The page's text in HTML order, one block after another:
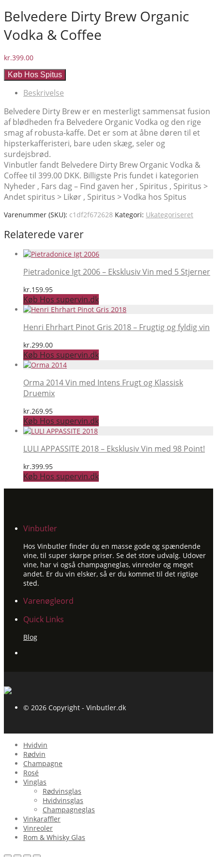
Belvedere Dirty Brew Organic
Vodka & Coffee
kr.399.00
Køb Hos Spitus
Beskrivelse
Belvedere Dirty Brew er en mesterligt sammensat fusion
af blødheden fra Belvedere Organic Vodka og den rige
smag af robusta-kaffe. Det er som at åbne døren til et
hipsterkafferisteri, bare uden skæg, seler og
surdejsbrød.
Vinbutler fandt Belvedere Dirty Brew Organic Vodka &
Coffee til 399.00 DKK. Billigste Pris fundet i kategorien
Nyheder , Fars dag – Find gaven her , Spiritus , Spiritus >
Andet spiritus > Likør , Spiritus > Vodka hos Spitus
Varenummer (SKU): c1df2f672628 Kategori: Ukategoriseret
Relaterede varer
Pietradonice Igt 2006 – Eksklusiv Vin med 5 Stjerner
kr.159.95
Køb Hos supervin.dk
Henri Ehrhart Pinot Gris 2018 – Frugtig og fyldig vin
kr.299.00
Køb Hos supervin.dk
Orma 2014 Vin med Intens Frugt og Klassisk
Druemix
kr.269.95
Køb Hos supervin.dk
LULI APPASSITE 2018 – Eksklusiv Vin med 98 Point!
kr.399.95
Køb Hos supervin.dk
Vinbutler
Hos Vinbutler finder du en masse gode og spændende
vine, til super skarpe priser. Se det store udvalg. Udover
vine, har vi også champagneglas, vinreoler og meget
andet. Er du vin elsker, så er du kommet til det rigtige
sted.
Varenøgleord
Quick Links
Blog
© 2026 Copyright - Vinbutler.dk
Hvidvin
Rødvin
Champagne
Rosé
Vinglas
Rødvinsglas
Hvidvinsglas
Champagneglas
Vinkaraffler
Vinreoler
Rom & Whisky Glas